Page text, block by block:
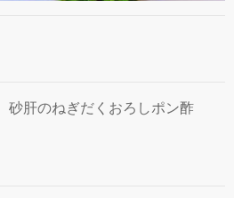
砂肝のねぎだくおろしポン酢